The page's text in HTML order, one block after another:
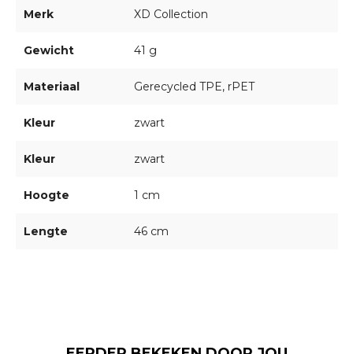
Merk XD Collection
Gewicht 41 g
Materiaal Gerecycled TPE, rPET
Kleur zwart
Kleur zwart
Hoogte 1 cm
Lengte 46 cm